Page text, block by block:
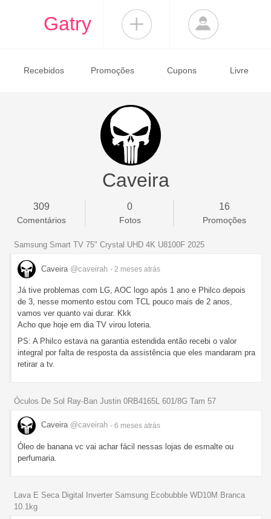
Gatry
Recebidos Promoções Cupons Livre
Caveira
309
Comentários
0
Fotos
16
Promoções
Samsung Smart TV 75" Crystal UHD 4K U8100F 2025
Caveira @caveirah - 2 meses atrás
Já tive problemas com LG, AOC logo após 1 ano e Philco depois
de 3, nesse momento estou com TCL pouco mais de 2 anos,
vamos ver quanto vai durar. Kkk
Acho que hoje em dia TV virou loteria.
PS: A Philco estava na garantia estendida então recebi o valor
integral por falta de resposta da assistência que eles mandaram pra
retirar a tv.
Óculos De Sol Ray-Ban Justin 0RB4165L 601/8G Tam 57
Caveira @caveirah - 6 meses atrás
Óleo de banana vc vai achar fácil nessas lojas de esmalte ou
perfumaria.
Lava E Seca Digital Inverter Samsung Ecobubble WD10M Branca
10.1kg